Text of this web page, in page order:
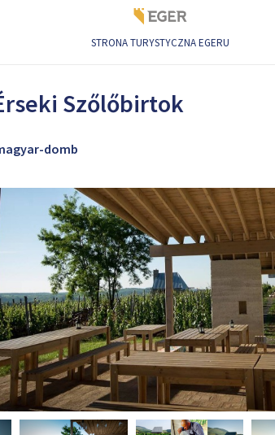
STRONA TURYSTYCZNA EGERU
Szőlőbirtok
domb